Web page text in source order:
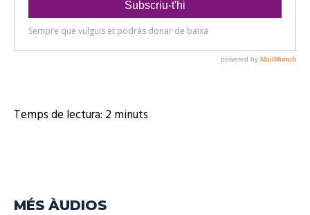
Temps de lectura: 2minuts
MÉS ÀUDIOS